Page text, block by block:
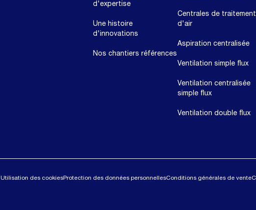
d'expertise
Une histoire
d'innovations
Nos chantiers références
Centrales de traitement
d'air
Aspiration centralisée
Ventilation simple flux
Ventilation centralisée
simple flux
Ventilation double flux
Utilisation des cookiesProtection des données personnellesConditions générales de vente